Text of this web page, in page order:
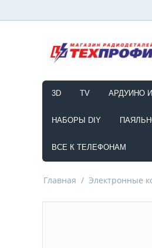
3D TV АРДУИНО
НАБОРЫ DIY
ВСЕ К ТЕЛЕФОНАМ
Главная / Электронные